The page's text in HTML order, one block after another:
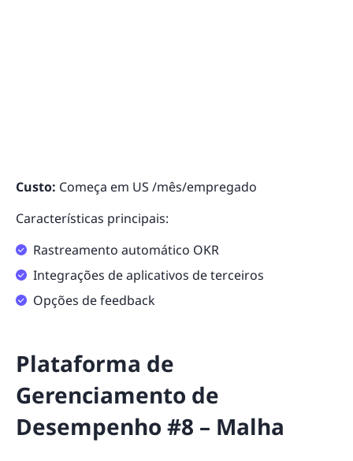
Custo: Começa em US /mês/empregado
Características principais:
Rastreamento automático OKR
Integrações de aplicativos de terceiros
Opções de feedback
Plataforma de
Gerenciamento de
Desempenho #8 – Malha